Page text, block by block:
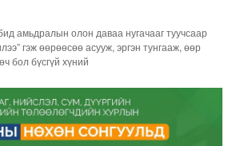
амьдралын олон даваа нугачааг туучсаар
гэж өөрөөсөө асууж, эргэн тунгааж, өөр
бол бүсгүй хүний